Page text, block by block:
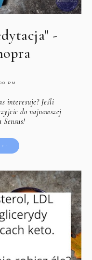
-
PM
interesuje? Jeśli
do najnowszej